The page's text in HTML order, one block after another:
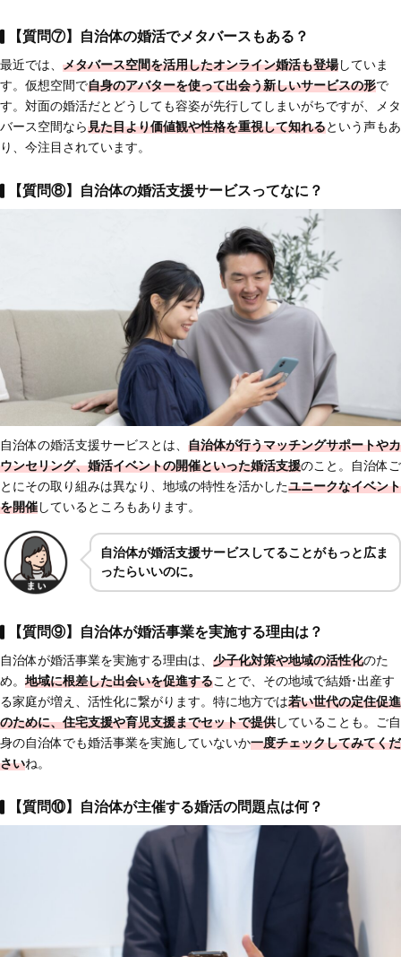
【質問⑦】自治体の婚活でメタバースもある？
最近では、 メタバース空間を活用したオンライン婚活も登場していま
す。仮想空間で自身のアバターを使って出会う新しいサービスの形で
す。対面の婚活だとどうしても容姿が先行してしまいがちですが、メタ
バース空間なら見た目より価値観や性格を重視して知れるという声もあ
り、今注目されています。
【質問⑧】自治体の婚活支援サービスってなに？
自治体の婚活支援サービスとは、 自治体が行うマッチングサポートやカ
ウンセリング、婚活イベントの開催といった婚活支援のこと。自治体ご
とにその取り組みは異なり、地域の特性を活かしたユニークなイベント
を開催しているところもあります。
自治体が婚活支援サービスしてることがもっと広ま
ったらいいのに。
【質問⑨】自治体が婚活事業を実施する理由は？
自治体が婚活事業を実施する理由は、 少子化対策や地域の活性化のた
め。 地域に根差した出会いを促進することで、その地域で結婚･出産す
る家庭が増え、活性化に繋がります。特に地方では若い世代の定住促進
のために、住宅支援や育児支援までセットで提供していることも。ご自
身の自治体でも婚活事業を実施していないか一度チェックしてみてくだ
さいね。
【質問⑩】自治体が主催する婚活の問題点は何？